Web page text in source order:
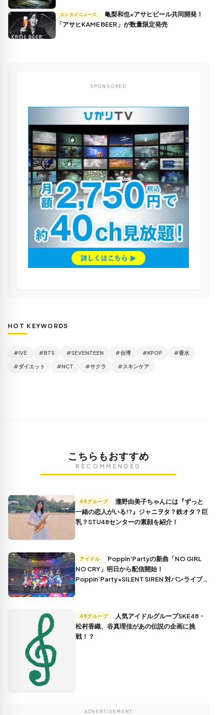
エンタメニュース
「アサヒKAME BEER」が数量限定発売
SPONSORED
HOT KEYWORDS
#IVE #BTS #SEVENTEEN #台湾 #KPOP #香水
#ダイエット #NCT #サクラ #スキンケア
こちらもおすすめ
RECOMMENDED
48グループ
一緒の恋人がいる!?』ジャニヲタ？鉄オタ？巨
乳？STU48センターの素顔を紹介！
アイドル
NO CRY」明日から配信開始！
Poppin’Party×SILENT SIREN 対バンライブ
48グループ
松村香織、谷真理佳があの伝説の企画に挑
戦！？
ADVERTISEMENT